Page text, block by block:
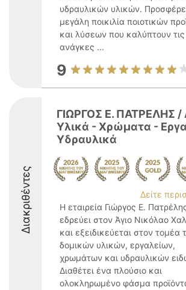
υδραυλικών υλικών.
μεγάλη ποικιλία ποιοτικών
και λύσεων που καλύπτουν τις
ανάγκες ...
9
Διακριθέντες
ΓΙΩΡΓΟΣ Ε. ΠΑΤΡΕΛΗΣ /
Υλικά - Χρώματα -
Υδραυλικά
Δείτε
Η εταιρεία Γιώργος Ε.
εδρεύει στον Άγιο Νικόλαο
και εξειδικεύεται στον τομέα
δομικών υλικών, εργαλείων,
χρωμάτων και υδραυλικών
Διαθέτει ένα πλούσιο και
ολοκληρωμένο φάσμα